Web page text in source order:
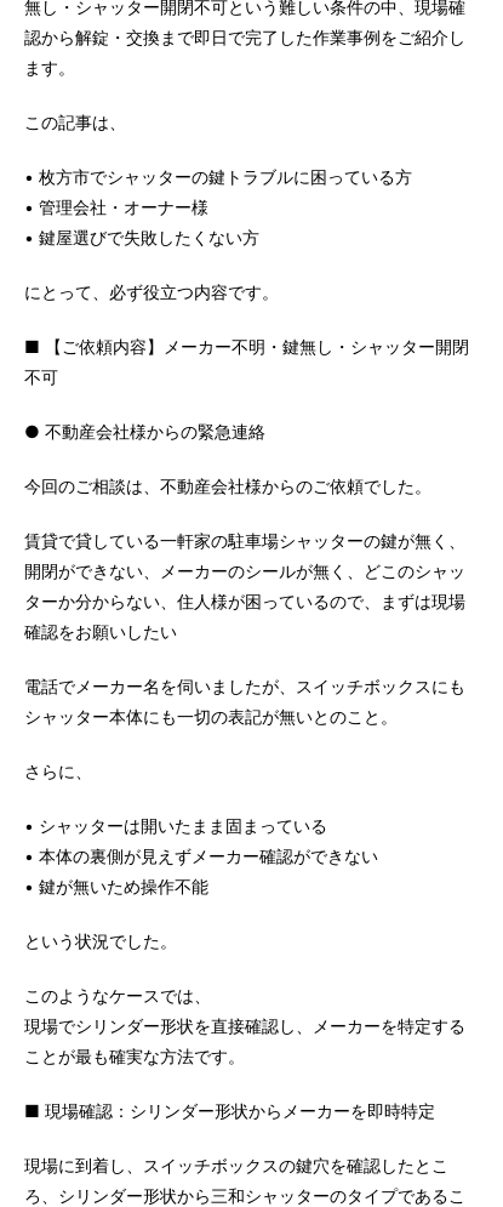
無し・シャッター開閉不可という難しい条件の中、現場確
認から解錠・交換まで即日で完了した作業事例をご紹介し
ます。
この記事は、
• 枚方市でシャッターの鍵トラブルに困っている方
• 管理会社・オーナー様
• 鍵屋選びで失敗したくない方
にとって、必ず役立つ内容です。
■ 【ご依頼内容】メーカー不明・鍵無し・シャッター開閉
不可
● 不動産会社様からの緊急連絡
今回のご相談は、不動産会社様からのご依頼でした。
賃貸で貸している一軒家の駐車場シャッターの鍵が無く、
開閉ができない、メーカーのシールが無く、どこのシャッ
ターか分からない、住人様が困っているので、まずは現場
確認をお願いしたい
電話でメーカー名を伺いましたが、スイッチボックスにも
シャッター本体にも一切の表記が無いとのこと。
さらに、
• シャッターは開いたまま固まっている
• 本体の裏側が見えずメーカー確認ができない
• 鍵が無いため操作不能
という状況でした。
このようなケースでは、
現場でシリンダー形状を直接確認し、メーカーを特定する
ことが最も確実な方法です。
■ 現場確認：シリンダー形状からメーカーを即時特定
現場に到着し、スイッチボックスの鍵穴を確認したとこ
ろ、シリンダー形状から三和シャッターのタイプであるこ